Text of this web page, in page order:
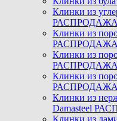
Клинки из
РАСПРОДАЖА
Клинки из
РАСПРОДАЖА
Клинки из
РАСПРОДАЖА
Клинки из
РАСПРОДАЖА
Клинки из
Damasteel
Клинки из